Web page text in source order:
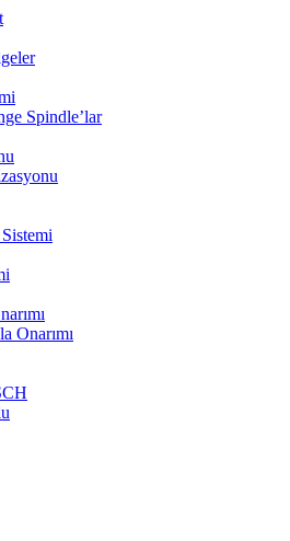
Spindle’lar
Onarımı